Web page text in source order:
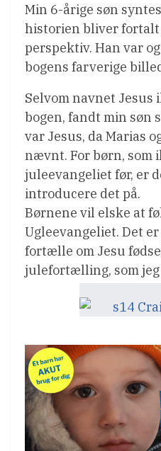
Min 6-årige søn
historien bliver fortalt
perspektiv. Han var
bogens farverige
Selvom navnet
bogen, fandt min søn
var Jesus, da Marias
nævnt. For børn, som
juleevangeliet før, er
introducere det på.
Børnene vil elske at
Ugleevangeliet. Det
fortælle om Jesu
julefortælling, som